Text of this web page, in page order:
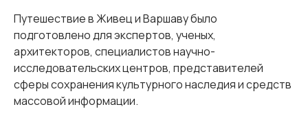
Путешествие в Живец и Варшаву было
подготовлено для экспертов, ученых,
архитекторов, специалистов научно-
исследовательских центров, представителей
сферы сохранения культурного наследия и средств
массовой информации.